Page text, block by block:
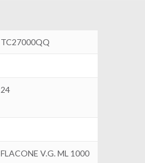
TC27000QQ
24
FLACONE V.G. ML 1000